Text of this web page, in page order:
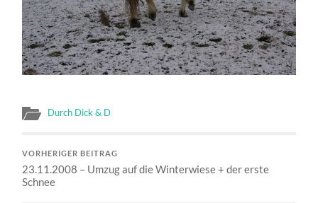
Durch Dick & D
VORHERIGER BEITRAG
23.11.2008 – Umzug auf die Winterwiese + der erste
Schnee